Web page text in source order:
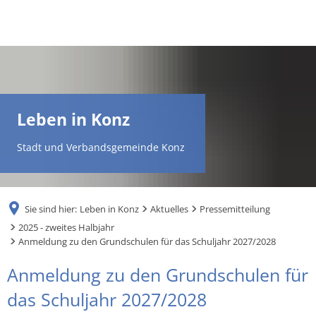
Leben in Konz
Stadt und Verbandsgemeinde Konz
Sie sind hier: Leben in Konz Aktuelles
Pressemitteilung
2025 - zweites Halbjahr
Anmeldung zu den Grundschulen für das Schuljahr 2027/2028
Anmeldung zu den Grundschulen für
das Schuljahr 2027/2028